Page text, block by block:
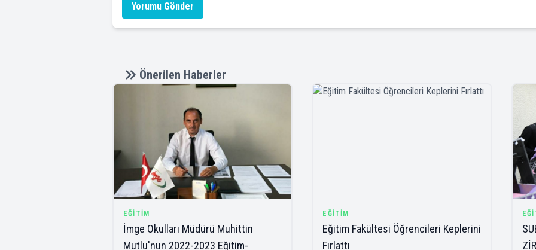
Yorumu Gönder
Önerilen Haberler
EĞITIM
İmge Okulları Müdürü Muhittin
Mutlu'nun 2022-2023 Eğitim-
EĞITIM
Eğitim Fakültesi Öğrencileri Keplerini
Fırlattı